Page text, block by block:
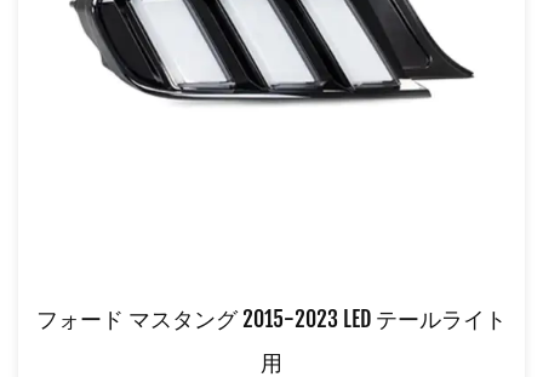
フォード マスタング 2015-2023 LED テールライト
用